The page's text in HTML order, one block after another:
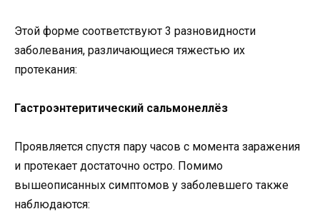
Этой форме соответствуют 3 разновидности
заболевания, различающиеся тяжестью их
протекания:
Гастроэнтеритический сальмонеллёз
Проявляется спустя пару часов с момента заражения
и протекает достаточно остро. Помимо
вышеописанных симптомов у заболевшего также
наблюдаются: